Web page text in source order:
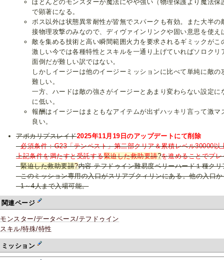
ほとんどのモンスターが魔法にやや強い（物理保護より魔法
で顕著になる。
ボス以外は状態異常耐性が皆無でスパークも有効。また大半
接物理攻撃のみなので、ディヴァインリンクや固い意思を使え
敵を集める技術と高い瞬間範囲火力を要求されるギミックが
激しい今では各種特性とスキルを一通り上げていればソロク
面倒だが難しい訳ではない。
しかしイージーは他のイージーミッションに比べて単純に敵
難しい。
一方、ハードは敵の強さがイージーとあまり変わらない設定
に低い。
報酬はイージーはまともなアイテムが出ずハッキリ言って激
良い。
アポカリプスレイド2025年11月19日のアップデートにて削除
--必須条件：G23「テンペスト」第二部クリア＆累積レベル30000以
上記条件を満たすと受託する緊迫した救助要請?を進めることでプレ
--緊迫した救助要請?内容 テフドゥイン難易度ベリーハード１種クリ
--このミッション専用の入口がスリアブクィリンにある。他の入口
--1～4人まで入場可能。
関連ページ
モンスター/データベース/テフドゥイン
スキル/特殊/特性
ミッション